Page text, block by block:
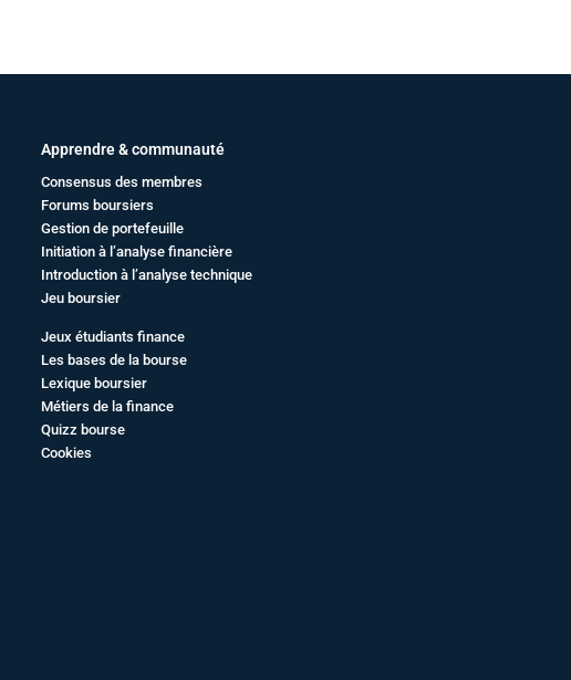
Apprendre & communauté
Consensus des membres
Forums boursiers
Gestion de portefeuille
Initiation à l’analyse financière
Introduction à l’analyse technique
Jeu boursier
Jeux étudiants finance
Les bases de la bourse
Lexique boursier
Métiers de la finance
Quizz bourse
Cookies